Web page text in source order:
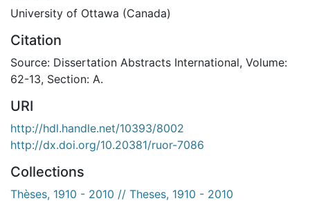
University of Ottawa (Canada)
Citation
Source: Dissertation Abstracts International, Volume:
62-13, Section: A.
URI
http://hdl.handle.net/10393/8002
http://dx.doi.org/10.20381/ruor-7086
Collections
Thèses, 1910 - 2010 // Theses, 1910 - 2010